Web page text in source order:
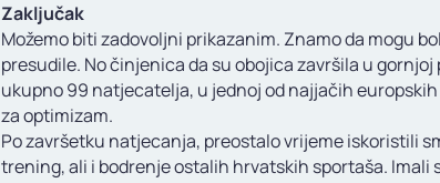
Zaključak
Možemo biti zadovoljni prikazanim. Znamo da mogu
presudile. No činjenica da su obojica završila u
ukupno 99 natjecatelja, u jednoj od najjačih
za optimizam.
Po završetku natjecanja, preostalo vrijeme iskoristili
trening, ali i bodrenje ostalih hrvatskih sportaša. Imali